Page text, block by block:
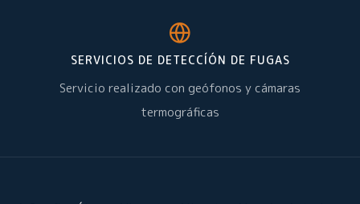
SERVICIOS DE DETECCÍÓN DE FUGAS
Servicio realizado con geófonos y cámaras
termográficas